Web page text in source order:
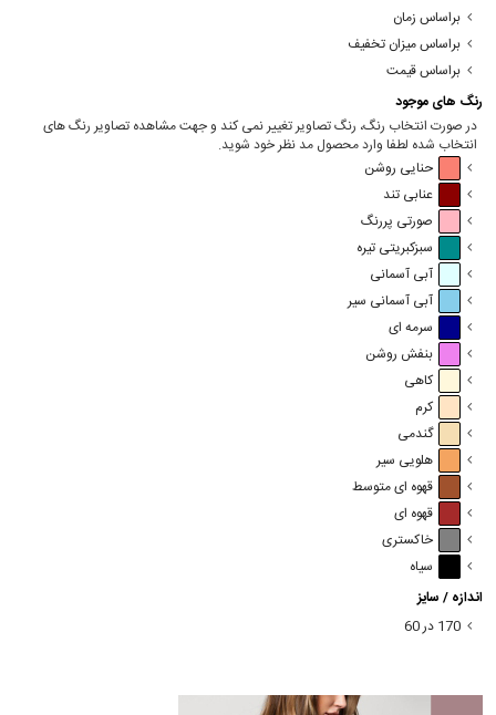
براساس زمان
براساس میزان تخفیف
براساس قیمت
رنگ های موجود
در صورت انتخاب رنگ، رنگ تصاویر تغییر نمی کند و جهت مشاهده تصاویر رنگ های
انتخاب شده لطفا وارد محصول مد نظر خود شوید.
حنایی روشن
عنابی تند
صورتی پررنگ
سبزکبریتی تیره
آبی آسمانی
آبی آسمانی سیر
سرمه ای
بنفش روشن
کاهی
کرم
گندمی
هلویی سیر
قهوه ای متوسط
قهوه ای
خاکستری
سیاه
اندازه / سایز
170 در 60